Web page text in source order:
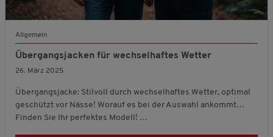
Allgemein
Übergangsjacken für wechselhaftes Wetter
26. März 2025
Übergangsjacke: Stilvoll durch wechselhaftes Wetter, optimal
geschützt vor Nässe! Worauf es bei der Auswahl ankommt…
Finden Sie Ihr perfektes Modell! …